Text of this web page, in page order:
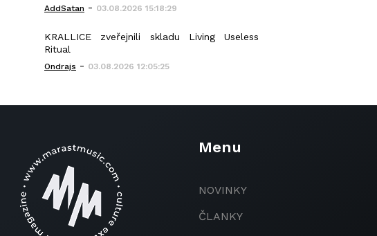
AddSatan - 03.08.2026 15:18:29
KRALLICE zveřejnili skladu Living Useless
Ritual
Ondrajs - 03.08.2026 12:05:25
Menu
NOVINKY
ČLANKY